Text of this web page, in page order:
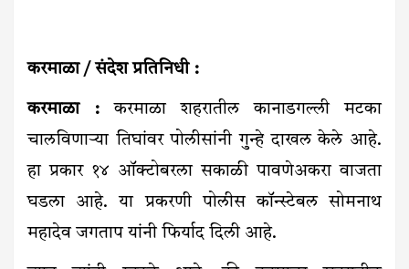
करमाळा / संदेश प्रतिनिधी :
करमाळा : करमाळा शहरातील कानाडगल्ली मटका
चालविणाऱ्या तिघांवर पोलीसांनी गुन्हे दाखल केले आहे.
हा प्रकार १४ ऑक्टोबरला सकाळी पावणेअकरा वाजता
घडला आहे. या प्रकरणी पोलीस कॉन्स्टेबल सोमनाथ
महादेव जगताप यांनी फिर्याद दिली आहे.